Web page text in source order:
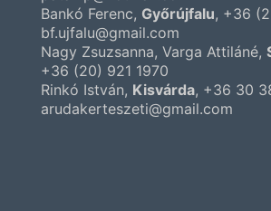
Bankó Ferenc, Győrújfalu, +36
bf.ujfalu@gmail.com
Nagy Zsuzsanna, Varga Attiláné,
+36 (20) 921 1970
Rinkó István, Kisvárda, +36 30
arudakerteszeti@gmail.com